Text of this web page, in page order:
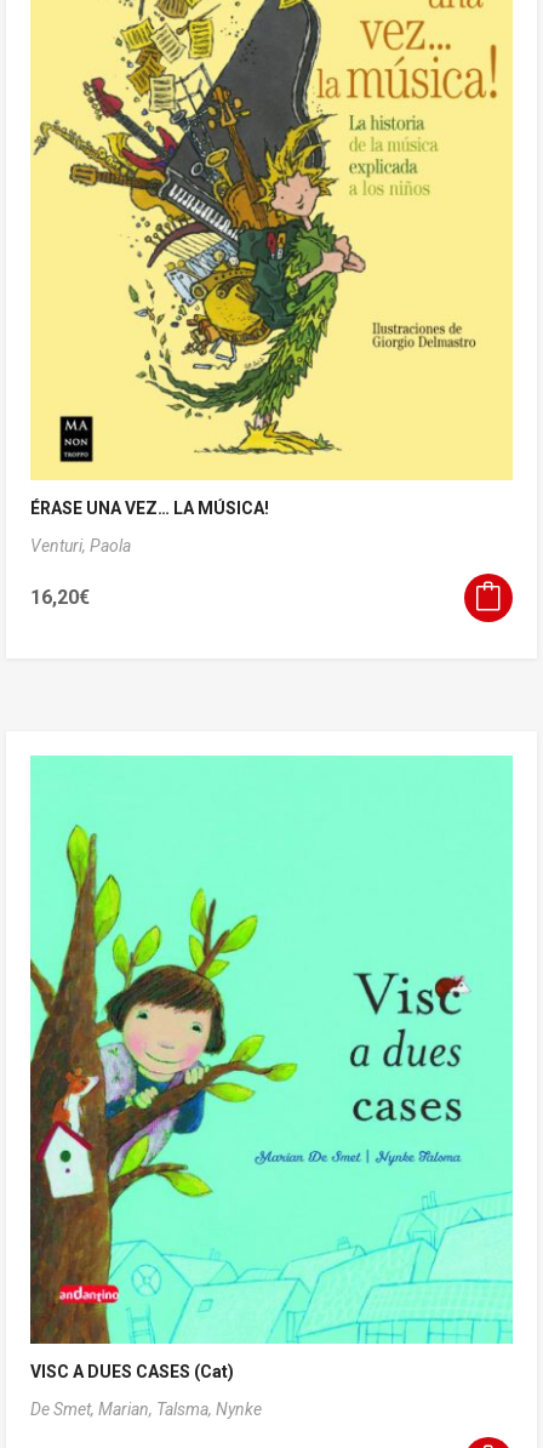
ÉRASE UNA VEZ… LA MÚSICA!
Venturi, Paola
16,20€
VISC A DUES CASES (Cat)
De Smet, Marian, Talsma, Nynke